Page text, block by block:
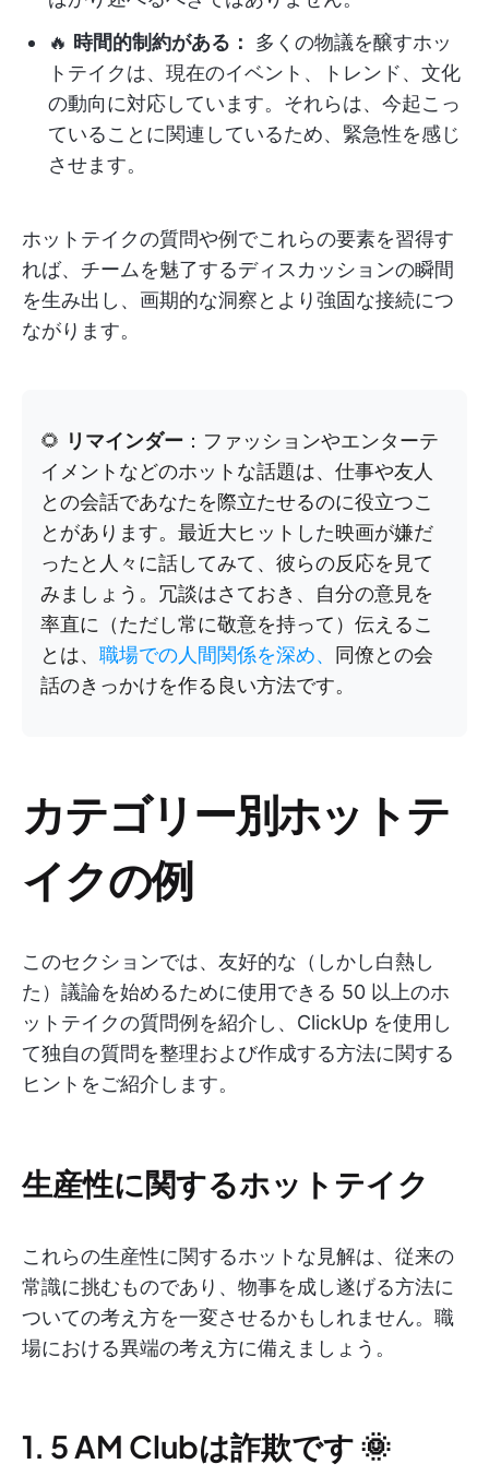
🔥 時間的制約がある：
多くの物議を醸すホッ
トテイクは、現在のイベント、トレンド、文化
の動向に対応しています。それらは、今起こっ
ていることに関連しているため、緊急性を感じ
させます。
ホットテイクの質問や例でこれらの要素を習得す
れば、チームを魅了するディスカッションの瞬間
を生み出し、画期的な洞察とより強固な接続につ
ながります。
🌻 リマインダー ：ファッションやエンターテ
イメントなどのホットな話題は、仕事や友人
との会話であなたを際立たせるのに役立つこ
とがあります。最近大ヒットした映画が嫌だ
ったと人々に話してみて、彼らの反応を見て
みましょう。冗談はさておき、自分の意見を
率直に（ただし常に敬意を持って）伝えるこ
とは、 職場での人間関係を深め、 同僚との会
話のきっかけを作る良い方法です。
カテゴリー別ホットテ
イクの例
このセクションでは、友好的な（しかし白熱し
た）議論を始めるために使用できる 50 以上のホ
ットテイクの質問例を紹介し、ClickUp を使用し
て独自の質問を整理および作成する方法に関する
ヒントをご紹介します。
生産性に関するホットテイク
これらの生産性に関するホットな見解は、従来の
常識に挑むものであり、物事を成し遂げる方法に
ついての考え方を一変させるかもしれません。職
場における異端の考え方に備えましょう。
1. 5 AM Clubは詐欺です 🌞